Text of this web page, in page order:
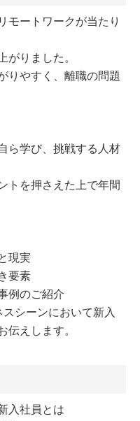
モートワークが当たり
がりました。
りやすく、離職の問題
ら学び、挑戦する人材
トを押さえた上で年間
現実
要素
例のご紹介
シーンにおいて新入
伝えします。
入社員とは